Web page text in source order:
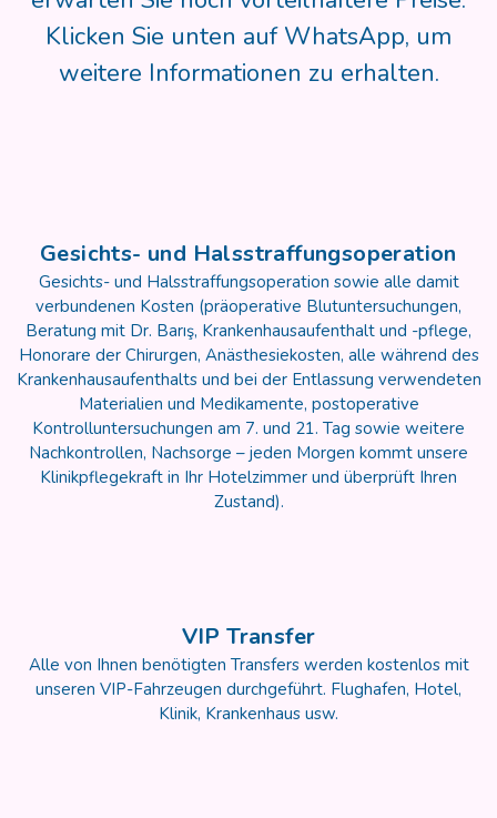
Klicken Sie unten auf WhatsApp, um
weitere Informationen zu erhalten.
Gesichts- und Halsstraffungsoperation
Gesichts- und Halsstraffungsoperation sowie alle damit
verbundenen Kosten (präoperative Blutuntersuchungen,
Beratung mit Dr. Barış, Krankenhausaufenthalt und -pflege,
Honorare der Chirurgen, Anästhesiekosten, alle während des
Krankenhausaufenthalts und bei der Entlassung verwendeten
Materialien und Medikamente, postoperative
Kontrolluntersuchungen am 7. und 21. Tag sowie weitere
Nachkontrollen, Nachsorge – jeden Morgen kommt unsere
Klinikpflegekraft in Ihr Hotelzimmer und überprüft Ihren
Zustand).
VIP Transfer
Alle von Ihnen benötigten Transfers werden kostenlos mit
unseren VIP-Fahrzeugen durchgeführt. Flughafen, Hotel,
Klinik, Krankenhaus usw.